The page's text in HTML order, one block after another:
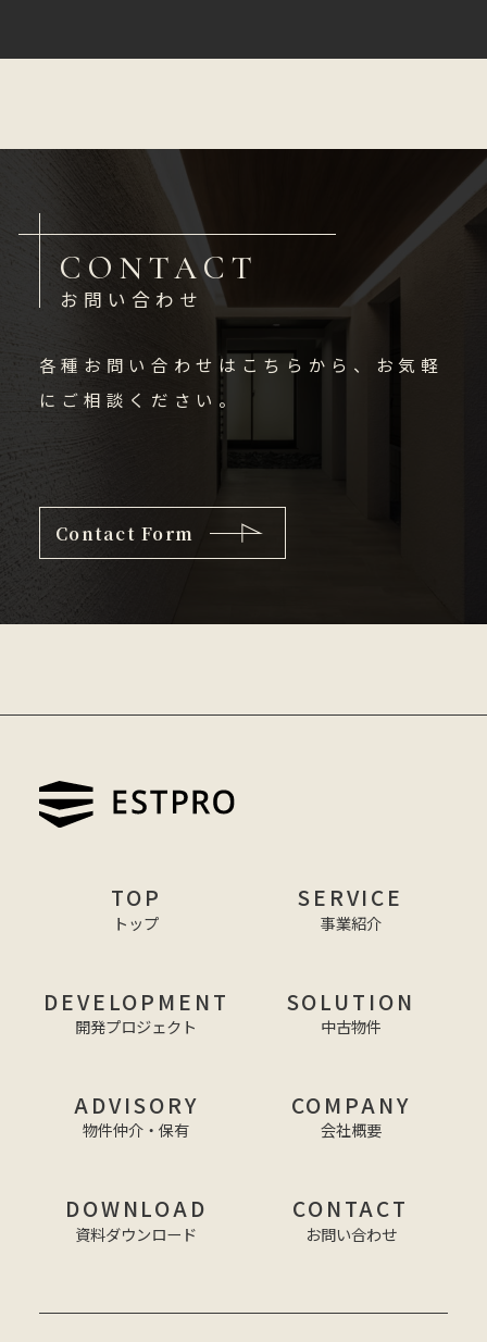
CONTACT
お問い合わせ
各種お問い合わせはこちらから、お気軽
にご相談ください。
Contact Form
TOP
トップ
SERVICE
事業紹介
DEVELOPMENT
開発プロジェクト
SOLUTION
中古物件
ADVISORY
物件仲介・保有
COMPANY
会社概要
DOWNLOAD
資料ダウンロード
CONTACT
お問い合わせ